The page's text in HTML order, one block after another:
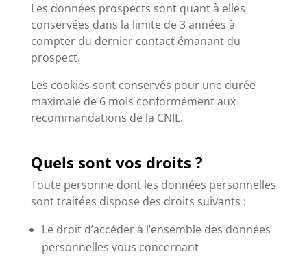
Les données prospects sont quant à elles
conservées dans la limite de 3 années à
compter du dernier contact émanant du
prospect.
Les cookies sont conservés pour une durée
maximale de 6 mois conformément aux
recommandations de la CNIL.
Quels sont vos droits ?
Toute personne dont les données personnelles
sont traitées dispose des droits suivants :
Le droit d’accéder à l’ensemble des données
personnelles vous concernant